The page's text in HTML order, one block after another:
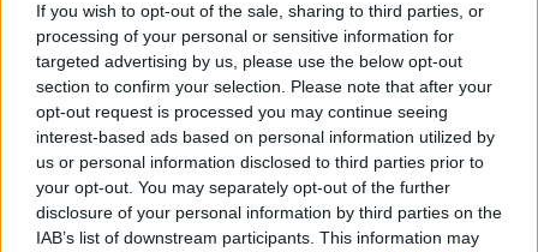
If you wish to opt-out of the sale, sharing to third parties, or
processing of your personal or sensitive information for
targeted advertising by us, please use the below opt-out
section to confirm your selection. Please note that after your
opt-out request is processed you may continue seeing
interest-based ads based on personal information utilized by
us or personal information disclosed to third parties prior to
your opt-out. You may separately opt-out of the further
disclosure of your personal information by third parties on the
IAB’s list of downstream participants. This information may
Bellezz@, quindici milioni di euro per la Toscana
La Toscana spegne i termosifoni, ecco dove
Due milioni di euro per musei e sistemi museali
Sciopero generale, treni e aerei fra ritardi e
cancellazioni
Lavori sull'Alta velocità, i treni cambiano orario